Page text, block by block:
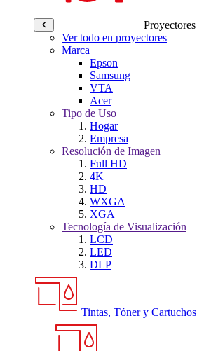
Proyectores
Ver todo en proyectores
Marca
Epson
Samsung
VTA
Acer
Tipo de Uso
Hogar
Empresa
Resolución de Imagen
Full HD
4K
HD
WXGA
XGA
Tecnología de Visualización
LCD
LED
DLP
Tintas, Tóner y Cartuchos